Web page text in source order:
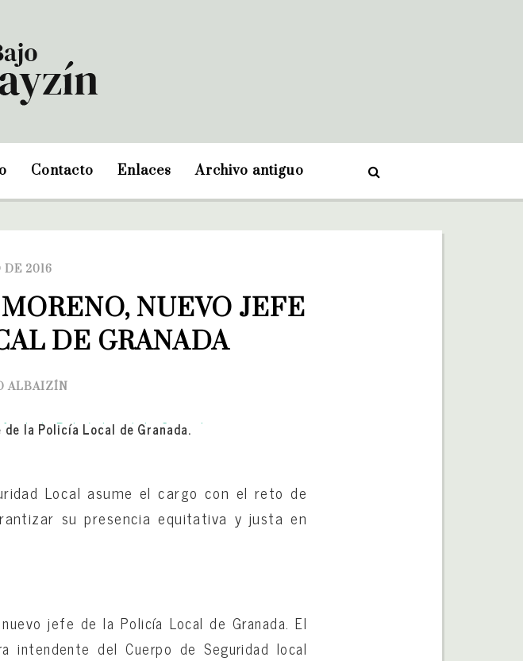
Contacto Enlaces Archivo antiguo
DE 2016
NUEVO JEFE
DE GRANADA
ALBAIZÍN
la Policía Local de Granada.
Local asume el cargo con el reto de
su presencia equitativa y justa en
jefe de la Policía Local de Granada. El
intendente del Cuerpo de Seguridad local